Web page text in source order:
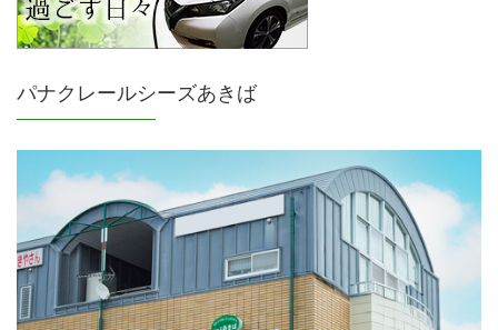
パナクレールシーズあきば